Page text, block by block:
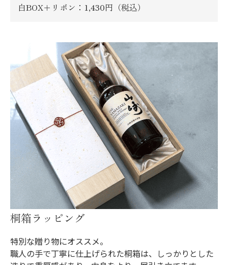
白BOX＋リボン：1,430円（税込）
桐箱ラッピング
特別な贈り物にオススメ。
職人の手で丁寧に仕上げられた桐箱は、しっかりとした